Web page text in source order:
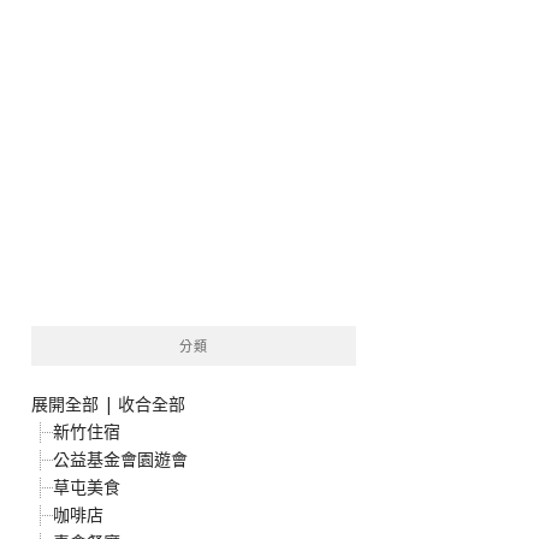
分類
展開全部 | 收合全部
新竹住宿
公益基金會園遊會
草屯美食
咖啡店